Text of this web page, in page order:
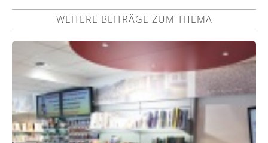
WEITERE BEITRÄGE ZUM THEMA